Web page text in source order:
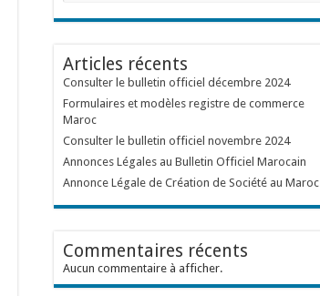
Articles récents
Consulter le bulletin officiel décembre 2024
Formulaires et modèles registre de commerce
Maroc
Consulter le bulletin officiel novembre 2024
Annonces Légales au Bulletin Officiel Marocain
Annonce Légale de Création de Société au Maroc
Commentaires récents
Aucun commentaire à afficher.